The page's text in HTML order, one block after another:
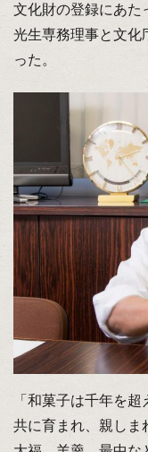
文化財の登録にあた
光生専務理事と文化
った。
「和菓子は千年を
共に育まれ、親しま